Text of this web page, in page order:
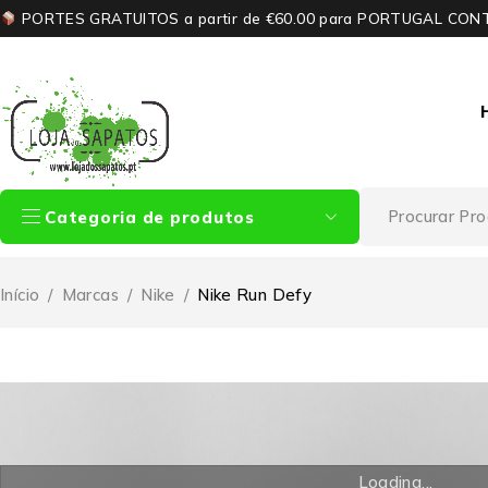
PORTES GRATUITOS a partir de €60.00 para PORTUGAL
Categoria de produtos
Início / Marcas / Nike / Nike Run Defy
Loading...